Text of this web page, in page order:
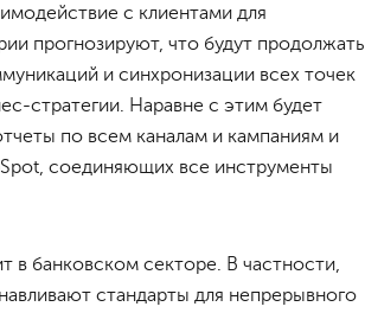
с клиентами для
прогнозируют, что будут продолжать
и синхронизации всех точек
стратегии. Наравне с этим будет
по всем каналам и кампаниям и
соединяющих все инструменты
в банковском секторе. В частности,
стандарты для непрерывного